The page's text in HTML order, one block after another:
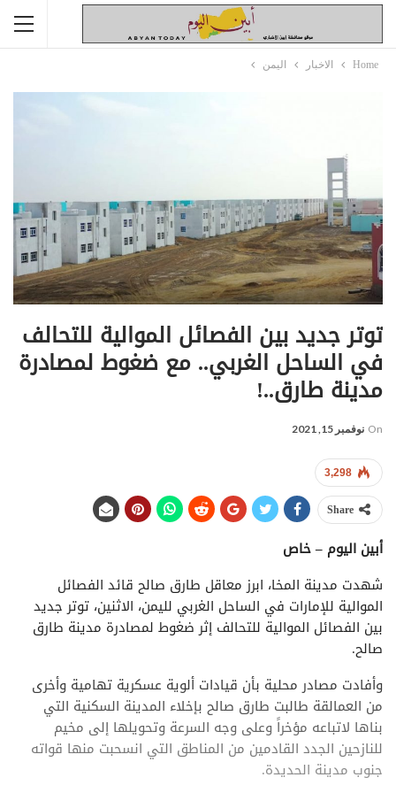
Home الاخبار اليمن
توتر جديد بين الفصائل الموالية للتحالف
في الساحل الغربي.. مع ضغوط لمصادرة
مدينة طارق..!
On نوفمبر 15, 2021
3,298
Share
أبين اليوم – خاص
شهدت مدينة المخا، ابرز معاقل طارق صالح قائد الفصائل
الموالية للإمارات في الساحل الغربي لليمن، الاثنين، توتر جديد
بين الفصائل الموالية للتحالف إثر ضغوط لمصادرة مدينة طارق
صالح.
وأفادت مصادر محلية بأن قيادات ألوية عسكرية تهامية وأخرى
من العمالقة طالبت طارق صالح بإخلاء المدينة السكنية التي
بناها لاتباعه مؤخراً وعلى وجه السرعة وتحويلها إلى مخيم
للنازحين الجدد القادمين من المناطق التي انسحبت منها قواته
جنوب مدينة الحديدة.